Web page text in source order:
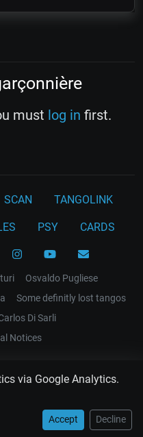
via Google Analytics.
Accept Decline
must log in first.
SCAN TANGOLINK
PSY CARDS
Osvaldo Pugliese
Some definitly lost tangos
Di Sarli
Notices
TANGO